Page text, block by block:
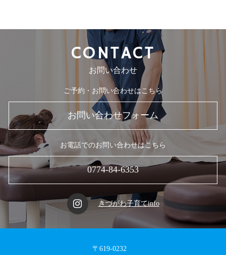
CONTACT
お問い合わせ
ご予約・お問い合わせはこちら
お問い合わせフォーム
お電話でのお問い合わせはこちら
0774-84-6353
きづがわ子育てinfo
〒619-0232